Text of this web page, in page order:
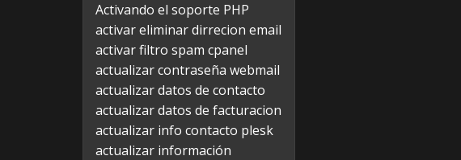
Activando el soporte PHP
activar eliminar dirrecion email
activar filtro spam cpanel
actualizar contraseña webmail
actualizar datos de contacto
actualizar datos de facturacion
actualizar info contacto plesk
actualizar información